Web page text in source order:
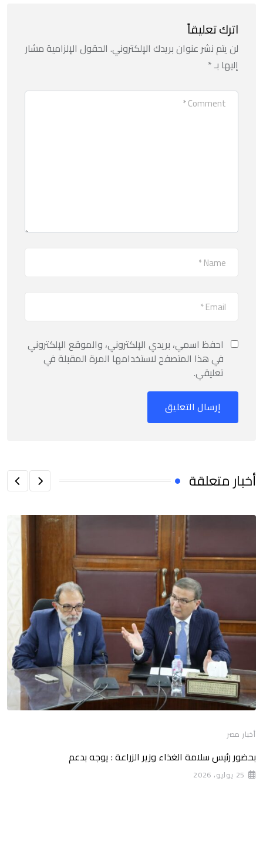
اترك تعليقاً
لن يتم نشر عنوان بريدك الإلكتروني. الحقول الإلزامية مشار
إليها بـ*
احفظ اسمي، بريدي الإلكتروني، والموقع الإلكتروني
في هذا المتصفح لاستخدامها المرة المقبلة في
تعليقي.
أخبار متعلقة
أخبار مصر
بحضور رئيس سلامة الغذاء وزير الزراعة : يوجه بدعم
25 يوليو، 2026